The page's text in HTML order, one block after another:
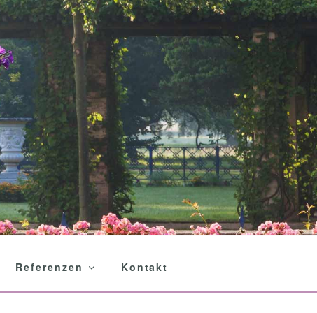
Referenzen Kontakt